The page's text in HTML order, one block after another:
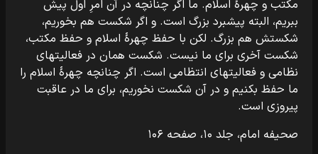
‎‏مکتب و چهرۀ اسلام. ما اگر چنانچه در آن امرِ اول پیش
ببریم، البته پیشبرد بزرگ است. و‏‎ ‎‏اگر شکست هم بخوریم،
‎‏شکست آخری برای ما نیست. شکست همان در فعالیتهای
نظامی و فعالیتهای انتظامی‏‎ ‎‏است. اگر چنانچه چهرۀ اسلام را
ما حفظ بکنیم و در آن شکست نخوریم، برای ما در‏‎ ‎‏عاقبت
پیروزی است.
صحیفه امام، جلد ۱۰، صفحه ۱۰۶